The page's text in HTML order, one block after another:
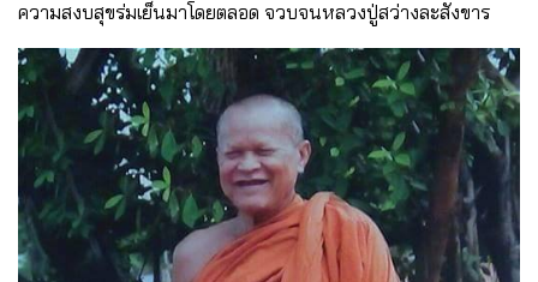
ความสงบสุขร่มเย็นมาโดยตลอด จวบจนหลวงปู่สว่างละสังขาร